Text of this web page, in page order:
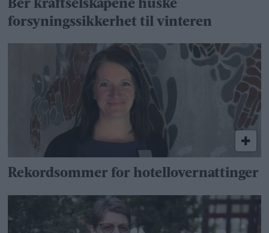
Ber kraftselskapene huske
forsyningssikkerhet til vinteren
Rekordsommer for hotellovernattinger